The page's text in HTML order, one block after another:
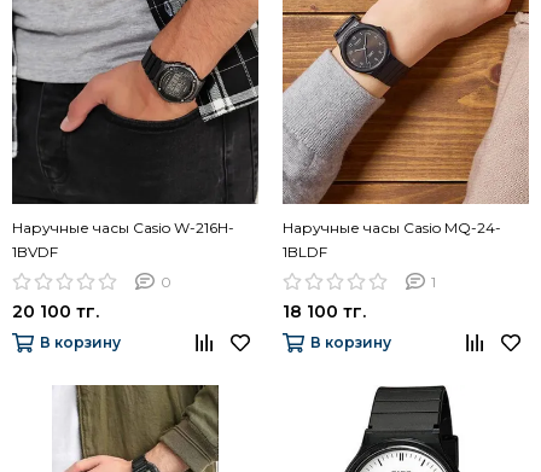
Наручные часы Casio W-216H-
1BVDF
0
20 100 тг.
В корзину
Наручные часы Casio MQ-24-
1BLDF
1
18 100 тг.
В корзину